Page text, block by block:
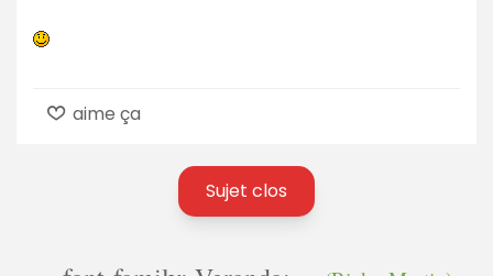
aime ça
Sujet clos